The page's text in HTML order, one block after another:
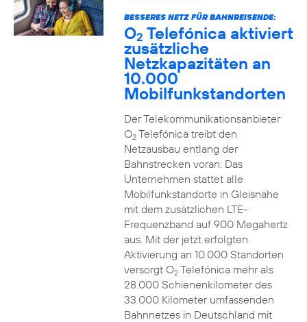
BESSERES NETZ FÜR BAHNREISENDE:
O2 Telefónica aktiviert
zusätzliche
Netzkapazitäten an
10.000
Mobilfunkstandorten
Der Telekommunikationsanbieter
O2Telefónica treibt den
Netzausbau entlang der
Bahnstrecken voran: Das
Unternehmen stattet alle
Mobilfunkstandorte in Gleisnähe
mit dem zusätzlichen LTE-
Frequenzband auf 900 Megahertz
aus. Mit der jetzt erfolgten
Aktivierung an 10.000 Standorten
versorgt O2Telefónica mehr als
28.000 Schienenkilometer des
33.000 Kilometer umfassenden
Bahnnetzes in Deutschland mit